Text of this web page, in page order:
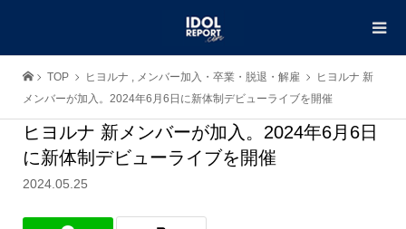
TOP ヒヨルナ , メンバー加入・卒業・脱退・解雇
ヒヨルナ 新
メンバーが加入。2024年6月6日に新体制デビューライブを開催
ヒヨルナ 新メンバーが加入。2024年6月6日
に新体制デビューライブを開催
2024.05.25